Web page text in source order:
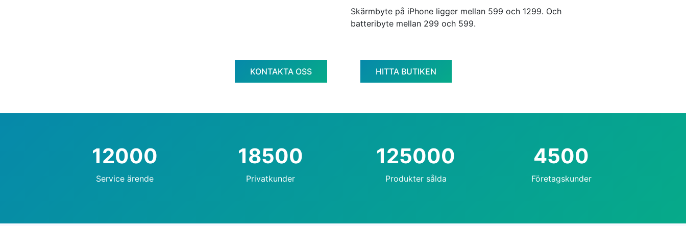
Skärmbyte på iPhone ligger mellan 599 och 1299. Och
batteribyte mellan 299 och 599.
KONTAKTA OSS HITTA BUTIKEN
12000
Service ärende
18500
Privatkunder
125000
Produkter sålda
4500
Företagskunder